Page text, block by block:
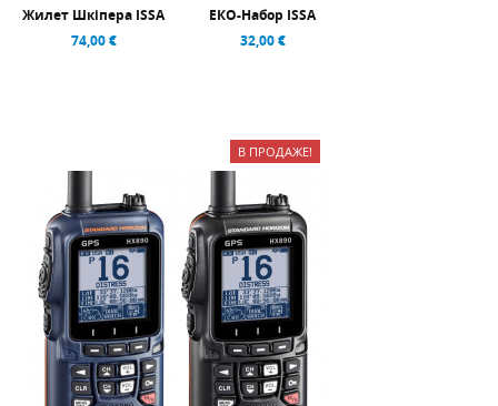
Жилет Шкіпера ISSA
74,00 €
ЕКО-Набор ISSA
32,00 €
В ПРОДАЖЕ!